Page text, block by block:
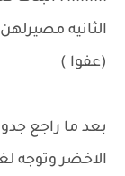
الثانيه
(عفوا )
بعد ما راجع
الاخضر وتوجه